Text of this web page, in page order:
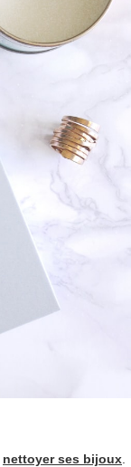
nettoyer ses bijoux